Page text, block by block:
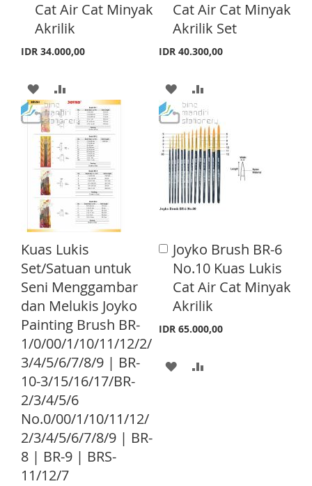
H
L
I
T
P
A
R
H
L
I
T
P
A
R
Cat Air Cat Minyak
Akrilik
IDR 34.000,00
t
o
C
a
A
D
D
T
O
W
I
S
H
L
I
S
T
D
D
T
O
C
M
P
A
R
E
Cat Air Cat Minyak
Akrilik Set
IDR 40.300,00
t
o
C
a
A
D
D
T
O
W
S
H
L
I
D
D
T
O
C
M
P
A
R
Kuas Lukis
Set/Satuan untuk
Seni Menggambar
dan Melukis Joyko
Painting Brush BR-
1/0/00/1/10/11/12/2/
3/4/5/6/7/8/9 | BR-
10-3/15/16/17/BR-
2/3/4/5/6
No.0/00/1/10/11/12/
2/3/4/5/6/7/8/9 | BR-
8 | BR-9 | BRS-
11/12/7
Joyko Brush BR-6
No.10 Kuas Lukis
Cat Air Cat Minyak
Akrilik
IDR 65.000,00
A
d
d
t
o
C
a
A